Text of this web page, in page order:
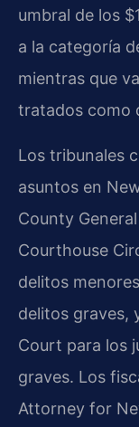
umbral de los
a la categoría
mientras que
tratados como
Los tribunales
asuntos en
County
Courthouse
delitos
delitos graves,
Court para los
graves. Los
Attorney for